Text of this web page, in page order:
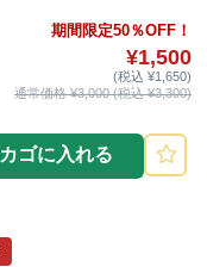
期間限定50％OFF！
¥1,500
(税込 ¥1,650)
通常価格 ¥3,000 (税込 ¥3,300)
カゴに入れる